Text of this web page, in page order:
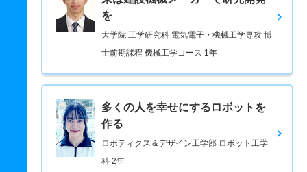
を
大学院 工学研究科 電気電子・機械工学専攻 博
士前期課程 機械工学コース 1年
多くの人を幸せにするロボットを
作る
ロボティクス＆デザイン工学部 ロボット工学
科 2年